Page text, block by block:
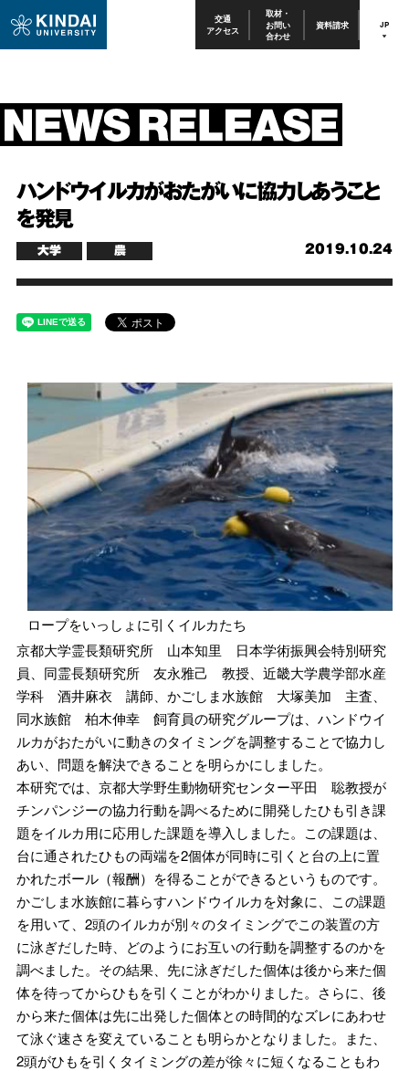
交通
アクセス
取材・
お問い
合わせ
資料請求 JP
ハンドウイルカがおたがいに協力しあうこと
を発見
2019.10.24
大学 農
ロープをいっしょに引くイルカたち
京都大学霊長類研究所 山本知里 日本学術振興会特別研究
員、同霊長類研究所 友永雅己 教授、近畿大学農学部水産
学科 酒井麻衣 講師、かごしま水族館 大塚美加 主査、
同水族館 柏木伸幸 飼育員の研究グループは、ハンドウイ
ルカがおたがいに動きのタイミングを調整することで協力し
あい、問題を解決できることを明らかにしました。
本研究では、京都大学野生動物研究センター平田 聡教授が
チンパンジーの協力行動を調べるために開発したひも引き課
題をイルカ用に応用した課題を導入しました。この課題は、
台に通されたひもの両端を2個体が同時に引くと台の上に置
かれたボール（報酬）を得ることができるというものです。
かごしま水族館に暮らすハンドウイルカを対象に、この課題
を用いて、2頭のイルカが別々のタイミングでこの装置の方
に泳ぎだした時、どのようにお互いの行動を調整するのかを
調べました。その結果、先に泳ぎだした個体は後から来た個
体を待ってからひもを引くことがわかりました。さらに、後
から来た個体は先に出発した個体との時間的なズレにあわせ
て泳ぐ速さを変えていることも明らかとなりました。また、
2頭がひもを引くタイミングの差が徐々に短くなることもわ